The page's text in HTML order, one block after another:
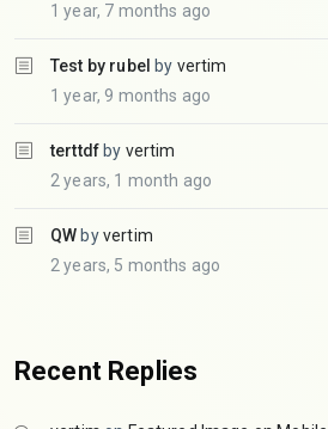
1 year, 7 months ago
Test by rubel by vertim
1 year, 9 months ago
terttdf by vertim
2 years, 1 month ago
QW byvertim
2 years, 5 months ago
Recent Replies